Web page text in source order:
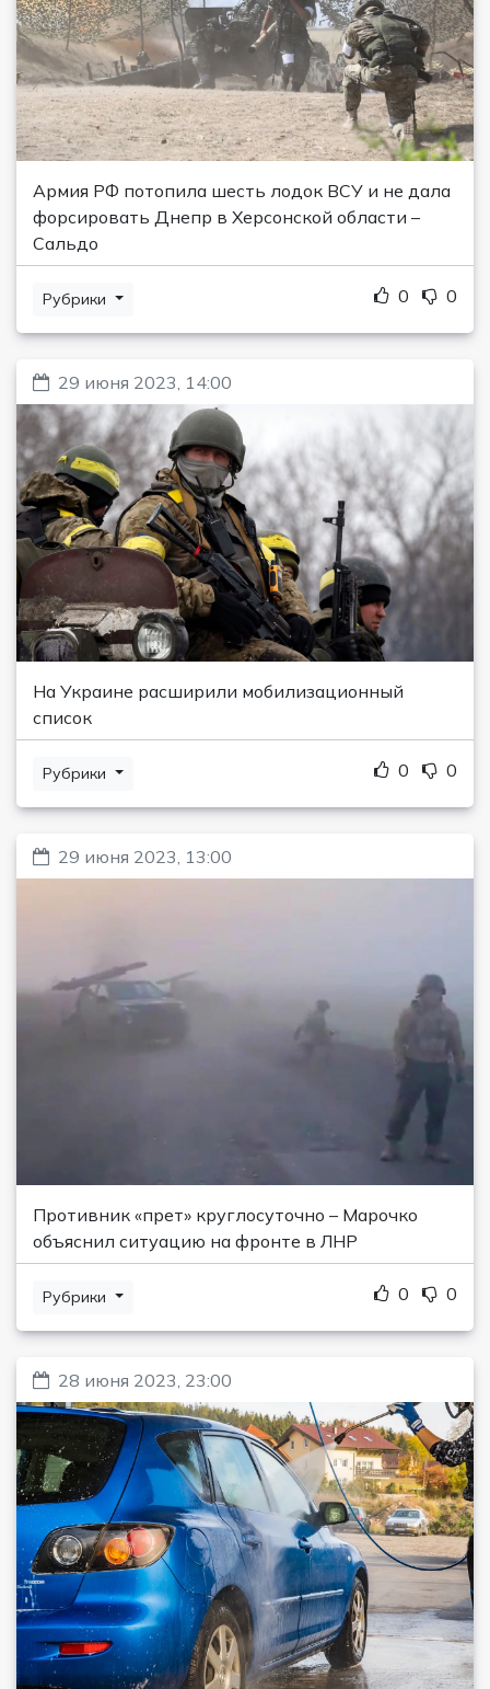
Армия РФ потопила шесть лодок ВСУ и не дала
форсировать Днепр в Херсонской области –
Сальдо
Рубрики 0 0
29 июня 2023, 14:00
На Украине расширили мобилизационный
список
Рубрики 0 0
29 июня 2023, 13:00
Противник «прет» круглосуточно – Марочко
объяснил ситуацию на фронте в ЛНР
Рубрики 0 0
28 июня 2023, 23:00